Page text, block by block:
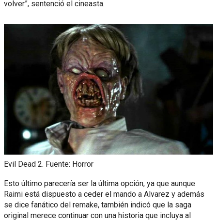
volver”, sentenció el cineasta.
Evil Dead 2. Fuente: Horror
Esto último parecería ser la última opción, ya que aunque
Raimi está dispuesto a ceder el mando a Alvarez y además
se dice fanático del remake, también indicó que la saga
original merece continuar con una historia que incluya al